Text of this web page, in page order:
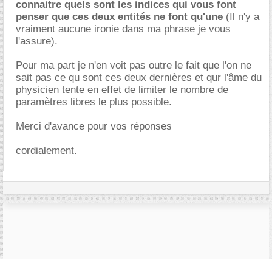
connaitre quels sont les indices qui vous font
penser que ces deux entités ne font qu'une (Il n'y a
vraiment aucune ironie dans ma phrase je vous
l'assure).
Pour ma part je n'en voit pas outre le fait que l'on ne
sait pas ce qu sont ces deux dernières et qur l'âme du
physicien tente en effet de limiter le nombre de
paramètres libres le plus possible.
Merci d'avance pour vos réponses
cordialement.